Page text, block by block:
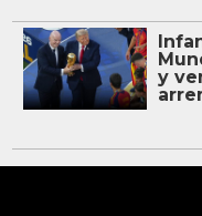
y